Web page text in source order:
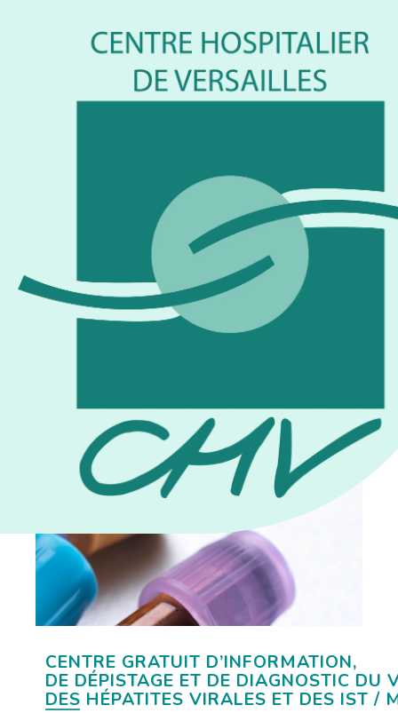
CENTRE GRATUIT D’INFORMATION,
DE DÉPISTAGE ET DE DIAGNOSTIC DU
DES HÉPATITES VIRALES ET DES IST /